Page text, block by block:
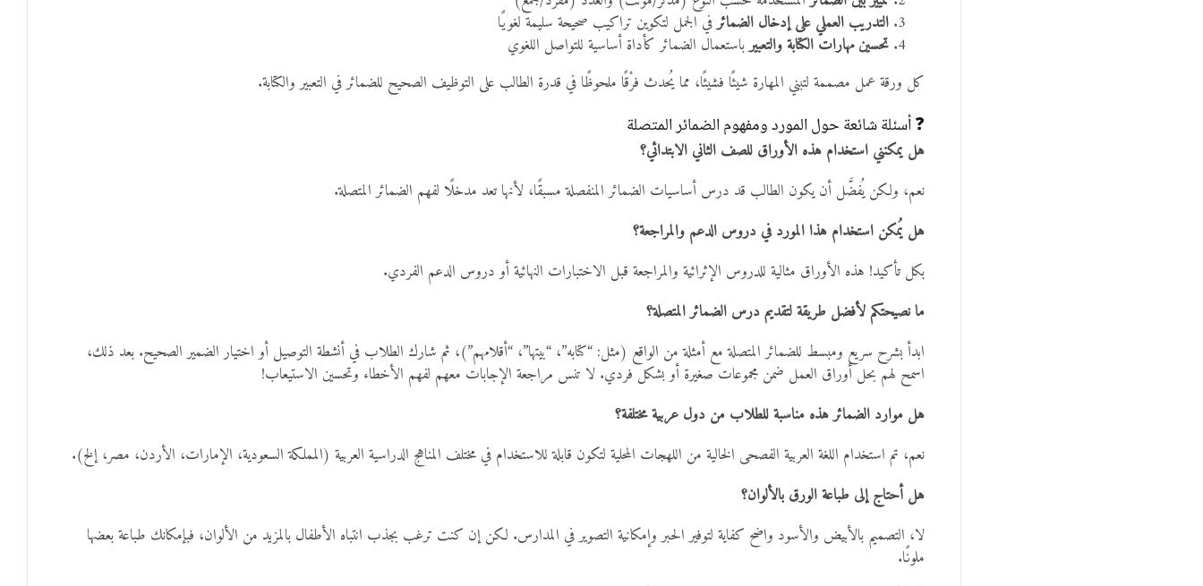
التدريب العملي على إدخال الضمائرفي الجمل لتكوين تراكيب صحيحة سليمة لغويًا
تحسين مهارات الكتابة والتعبيرباستعمال الضمائر كأداة أساسية للتواصل اللغوي
كل ورقة عمل مصممة لتبني المهارة شيئًا فشيئًا، مما يُحدث فرْقًا ملحوظًا في قدرة الطالب على التوظيف الصحيح للضمائر في التعبير والكتابة.
❓ أسئلة شائعة حول المورد ومفهوم الضمائر المتصلة
هل يمكنني استخدام هذه الأوراق للصف الثاني الابتدائي؟
نعم، ولكن يُفضَّل أن يكون الطالب قد درس أساسيات الضمائر المنفصلة مسبقًا، لأنها تعد مدخلًا لفهم الضمائر المتصلة.
هل يُمكن استخدام هذا المورد في دروس الدعم والمراجعة؟
بكل تأكيد! هذه الأوراق مثالية للدروس الإثرائية والمراجعة قبل الاختبارات النهائية أو دروس الدعم الفردي.
ما نصيحتكم لأفضل طريقة لتقديم درس الضمائر المتصلة؟
ابدأ بشرح سريع ومبسط للضمائر المتصلة مع أمثلة من الواقع (مثل: “كتابه”، “بيتها”، “أقلامهم”)، ثم شارك الطلاب في أنشطة التوصيل أو اختيار الضمير الصحيح. بعد ذلك،
اسمح لهم بحل أوراق العمل ضمن مجموعات صغيرة أو بشكل فردي. لا تنس مراجعة الإجابات معهم لفهم الأخطاء وتحسين الاستيعاب!
هل موارد الضمائر هذه مناسبة للطلاب من دول عربية مختلفة؟
نعم، تم استخدام اللغة العربية الفصحى الخالية من اللهجات المحلية لتكون قابلة للاستخدام في مختلف المناهج الدراسية العربية (المملكة السعودية، الإمارات، الأردن، مصر، إلخ).
هل أحتاج إلى طباعة الورق بالألوان؟
لا، التصميم بالأبيض والأسود واضح كفاية لتوفير الحبر وإمكانية التصوير في المدارس. لكن إن كنت ترغب بجذب انتباه الأطفال بالمزيد من الألوان، فبإمكانك طباعة بعضها
ملونًا.